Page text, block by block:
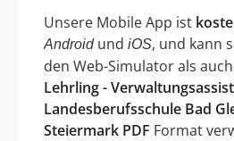
Unsere Mobile App ist
Androidund iOS, und kann
den Web-Simulator als
Lehrling -
Landesberufsschule Bad
Steiermark PDF Format